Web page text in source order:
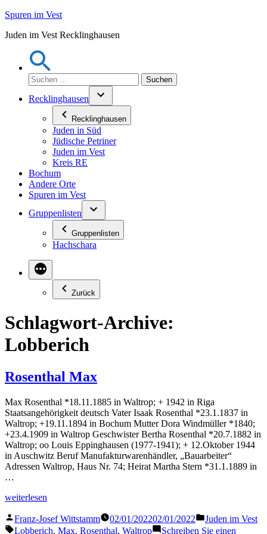
Zum
springen
Spuren im Vest
Juden im Vest Recklinghausen
Suchen
nach:
Recklinghausen
Recklinghausen
Juden in Süd
Jüdische Petriner
Juden im Vest
Kreis RE
Bochum
Andere Orte
Spuren im Vest
Gruppenlisten
Gruppenlisten
Hachschara
Zurück
Schlagwort-Archive:
Lobberich
Rosenthal Max
Max Rosenthal *18.11.1885 in Waltrop; + 1942 in Riga
Staatsangehörigkeit deutsch Vater Isaak Rosenthal *23.1.1837 in
Waltrop; +19.11.1894 in Bochum Mutter Dora Windmüller *1840;
+23.4.1909 in Waltrop Geschwister Bertha Rosenthal *20.7.1882 in
Waltrop; oo Louis Eppinghausen (1977-1941); + 12.Oktober 1944
in Auschwitz Beruf Manufakturwarenhändler, „Bauarbeiter“
Adressen Waltrop, Haus Nr. 74; Heirat Martha Stern *31.1.1889 in
…
„Rosenthal
weiterlesen
Veröffentlicht
von
Franz-Josef Wittstamm 02/01/202202/01/2022
Veröffentlicht
in
Juden im Vest
Schlagwörter:
Lobberich, Max, Rosenthal, Waltrop Schreiben Sie einen